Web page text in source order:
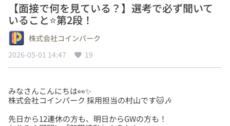
【面接で何を見ている？】選考で必ず聞いて
いること⭐第2段！
株式会社コインパーク
2026-05-01 14:47
19
みなさんこんにちは👀✨
先日から12連休の方も、明日からGWの方も！